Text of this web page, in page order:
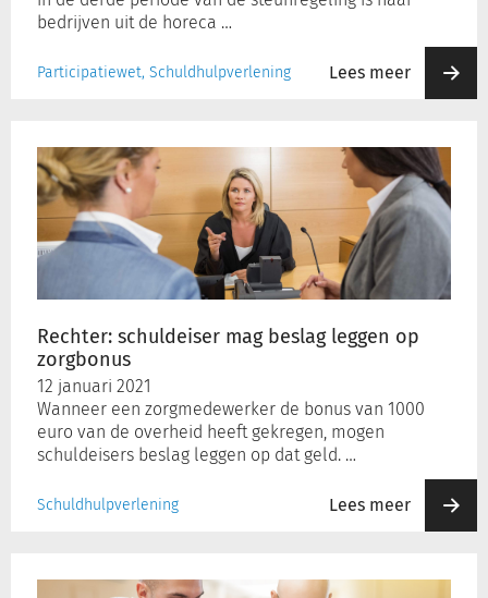
bedrijven uit de horeca …
Participatiewet, Schuldhulpverlening Lees meer
Rechter: schuldeiser mag beslag leggen op
zorgbonus
12 januari 2021
Wanneer een zorgmedewerker de bonus van 1000
euro van de overheid heeft gekregen, mogen
schuldeisers beslag leggen op dat geld. …
Schuldhulpverlening Lees meer
schuldeiser
mag
beslag
leggen